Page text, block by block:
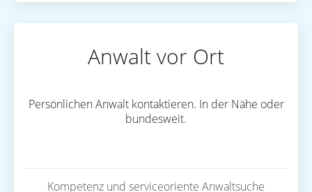
Anwalt vor Ort
Persönlichen Anwalt kontaktieren. In der Nähe oder
bundesweit.
Kompetenz und serviceoriente Anwaltsuche